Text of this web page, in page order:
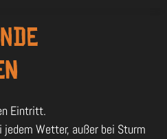
Eintritt.
Wetter, außer bei Sturm